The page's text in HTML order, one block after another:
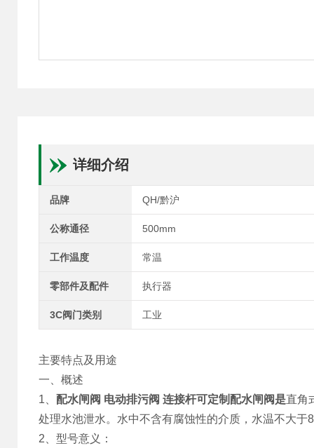
详细介绍
品牌 QH/黔沪
公称通径 500mm
工作温度 常温
零部件及配件 执行器
3C阀门类别 工业
主要特点及用途
一、概述
1、 配水闸阀 电动排污阀 连接杆可定制 配水闸阀是直角
处理水池泄水。水中不含有腐蚀性的介质，水温不大
2、型号意义：